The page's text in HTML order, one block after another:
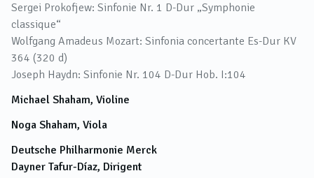
Sergei Prokofjew: Sinfonie Nr. 1 D-Dur „Symphonie
classique“
Wolfgang Amadeus Mozart: Sinfonia concertante Es-Dur KV
364 (320 d)
Joseph Haydn: Sinfonie Nr. 104 D-Dur Hob. I:104
Michael Shaham, Violine
Noga Shaham, Viola
Deutsche Philharmonie Merck
Dayner Tafur-Díaz, Dirigent